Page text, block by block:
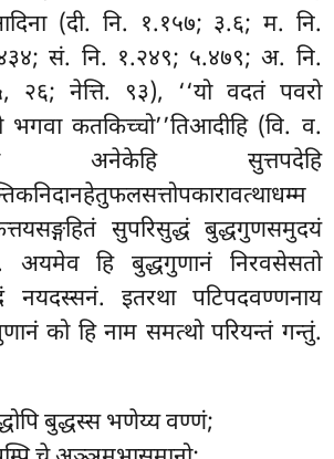
(दी. नि. १.१५७; ३.६; म. नि.
सं. नि. १.२४९; ५.४७९; अ. नि.
२६; नेत्ति. ९३), ‘‘यो वदतं पवरो
कतकिच्चो’’तिआदीहि (वि. व.
सुत्तपदेहि
सुपरिसुद्धं बुद्धगुणसमुदयं
अयमेव हि बुद्धगुणानं निरवसेसतो
नयदस्सनं. इतरथा पटिपदवण्णनाय
को हि नाम समत्थो परियन्तं गन्तुं.
बुद्धस्स भणेय्य वण्णं;